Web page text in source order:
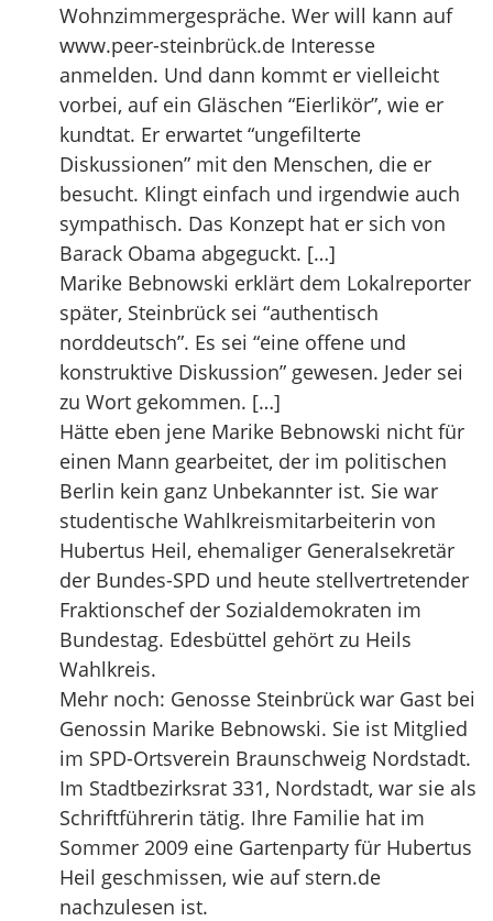
Wohnzimmergespräche. Wer will kann auf
www.peer-steinbrück.de Interesse
anmelden. Und dann kommt er vielleicht
vorbei, auf ein Gläschen “Eierlikör”, wie er
kundtat. Er erwartet “ungefilterte
Diskussionen” mit den Menschen, die er
besucht. Klingt einfach und irgendwie auch
sympathisch. Das Konzept hat er sich von
Barack Obama abgeguckt. […]
Marike Bebnowski erklärt dem Lokalreporter
später, Steinbrück sei “authentisch
norddeutsch”. Es sei “eine offene und
konstruktive Diskussion” gewesen. Jeder sei
zu Wort gekommen. […]
Hätte eben jene Marike Bebnowski nicht für
einen Mann gearbeitet, der im politischen
Berlin kein ganz Unbekannter ist. Sie war
studentische Wahlkreismitarbeiterin von
Hubertus Heil, ehemaliger Generalsekretär
der Bundes-SPD und heute stellvertretender
Fraktionschef der Sozialdemokraten im
Bundestag. Edesbüttel gehört zu Heils
Wahlkreis.
Mehr noch: Genosse Steinbrück war Gast bei
Genossin Marike Bebnowski. Sie ist Mitglied
im SPD-Ortsverein Braunschweig Nordstadt.
Im Stadtbezirksrat 331, Nordstadt, war sie als
Schriftführerin tätig. Ihre Familie hat im
Sommer 2009 eine Gartenparty für Hubertus
Heil geschmissen, wie auf stern.de
nachzulesen ist.